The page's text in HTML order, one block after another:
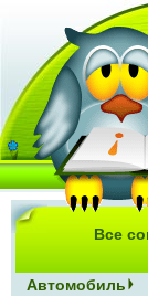
Все
Автомобиль